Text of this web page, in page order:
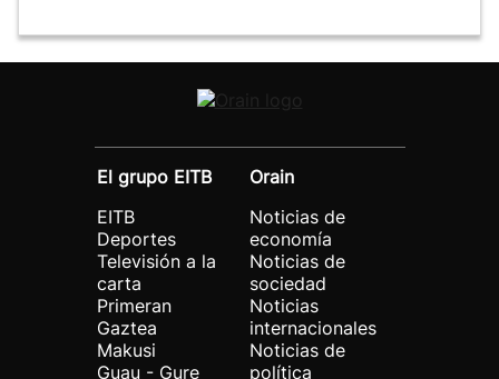
El grupo EITB
EITB
Deportes
Televisión a la
carta
Primeran
Gaztea
Makusi
Guau - Gure
Orain
Noticias de
economía
Noticias de
sociedad
Noticias
internacionales
Noticias de
política